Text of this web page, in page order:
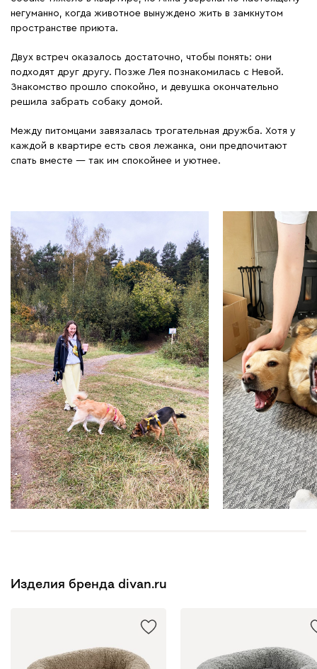
негуманно, когда животное вынуждено жить в замкнутом
пространстве приюта.
Двух встреч оказалось достаточно, чтобы понять: они
подходят друг другу. Позже Лея познакомилась с Невой.
Знакомство прошло спокойно, и девушка окончательно
решила забрать собаку домой.
Между питомцами завязалась трогательная дружба. Хотя у
каждой в квартире есть своя лежанка, они предпочитают
спать вместе — так им спокойнее и уютнее.
Изделия бренда divan.ru